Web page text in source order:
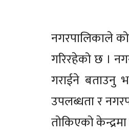
नगरपालिकाले
गरिरहेको छ ।
गराईने बताउनु
उपलब्धता र
तोकिएको